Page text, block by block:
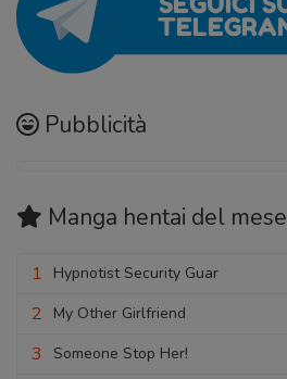
Pubblicità
Manga hentai del mese
1 Hypnotist Security Guar
2 My Other Girlfriend
3 Someone Stop Her!